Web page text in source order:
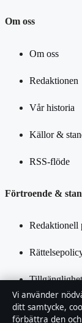
Om oss
Om oss
Redaktionen
Vår historia
Källor &
RSS-flöde
Förtroende &
Redaktionell
Vi använder
ditt samtycke,
förbättra den